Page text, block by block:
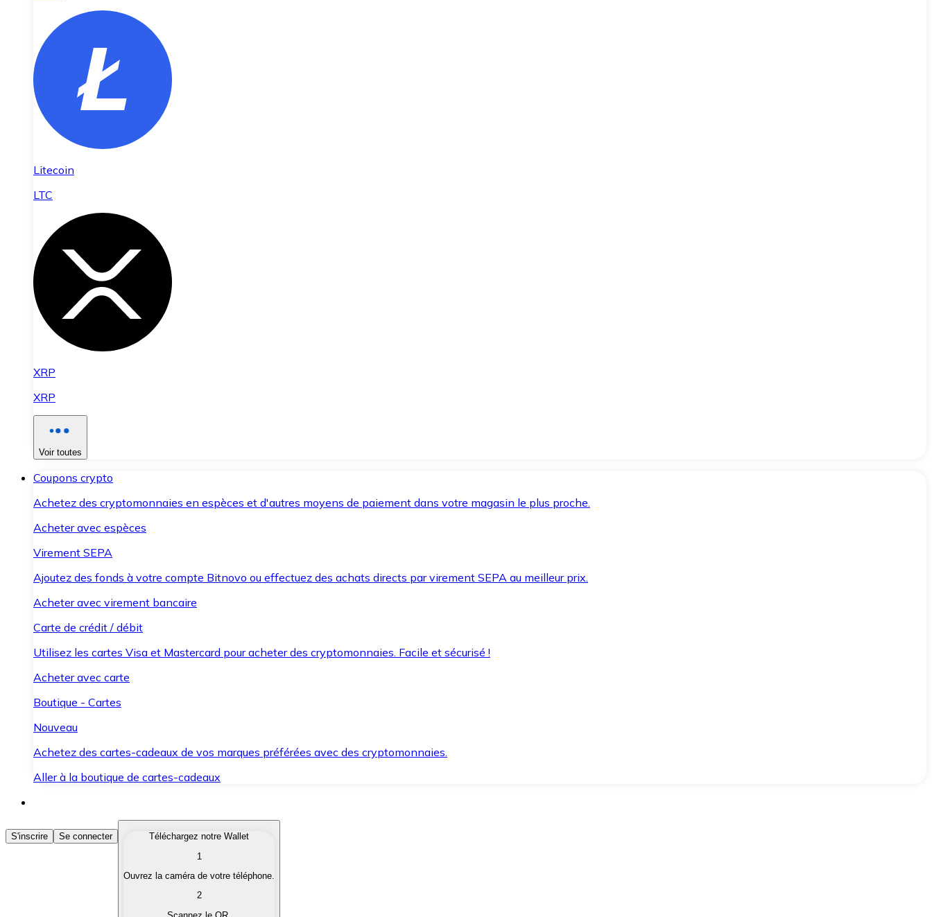
Litecoin
LTC
XRP
XRP
Voir toutes
Coupons crypto
Achetez des cryptomonnaies en espèces et d'autres moyens de paiement dans votre magasin le plus proche.
Acheter avec espèces
Virement SEPA
Ajoutez des fonds à votre compte Bitnovo ou effectuez des achats directs par virement SEPA au meilleur prix.
Acheter avec virement bancaire
Carte de crédit / débit
Utilisez les cartes Visa et Mastercard pour acheter des cryptomonnaies. Facile et sécurisé !
Acheter avec carte
Boutique - Cartes
Nouveau
Achetez des cartes-cadeaux de vos marques préférées avec des cryptomonnaies.
Aller à la boutique de cartes-cadeaux
Acheter des Cryptomonnaies
Achetez les cryptomonnaies qui vous intéressent rapidement et en toute sécurité.
Convertissez vos cryptomonnaies en monnaie fiduciaire lorsque vous en avez besoin.
S'inscrire Se connecter
Téléchargez notre Wallet
1
Ouvrez la caméra de votre téléphone.
2